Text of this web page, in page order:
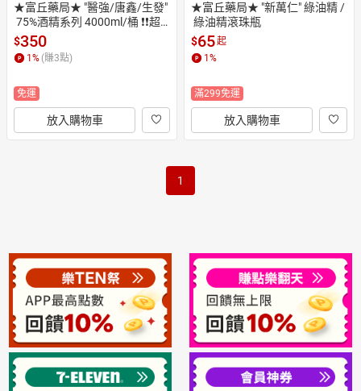
★富丘藥局★ "醫強/唐鑫/生發"
75%酒精系列 4000ml/桶 ❗❗超
取限一桶，宅配限6桶❗❗
$350
1% (賺3點)
免運
放入購物車
★富丘藥局★ "新萬仁" 綠油精 /
綠油精滾珠瓶
$65起
1%
滿299免運
放入購物車
1